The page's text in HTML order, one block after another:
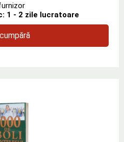
1 - 2 zile lucratoare
cumpără